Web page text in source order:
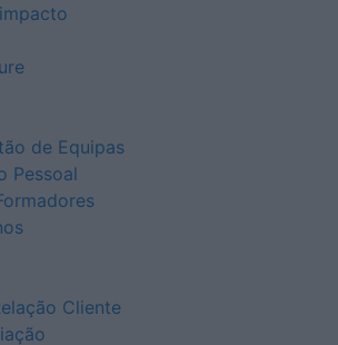
de Equipas
Pessoal
Cliente